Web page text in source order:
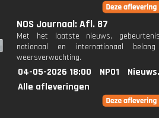
NOS Journaal: Afl. 87
Met het laatste nieuws,
nationaal en internationaal
weersverwachting.
04-05-2026 18:00 NPO1
Alle afleveringen